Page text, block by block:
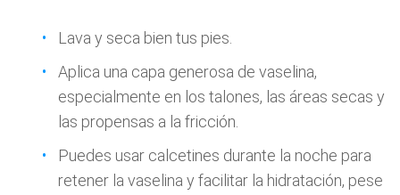
Lava y seca bien tus pies.
Aplica una capa generosa de vaselina,
especialmente en los talones, las áreas secas y
las propensas a la fricción.
Puedes usar calcetines durante la noche para
retener la vaselina y facilitar la hidratación, pese